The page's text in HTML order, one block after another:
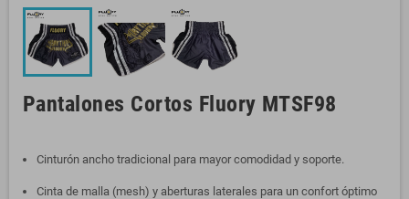
Pantalones Cortos Fluory MTSF98
Cinturón ancho tradicional para mayor comodidad y soporte.
Cinta de malla (mesh) y aberturas laterales para un confort óptimo